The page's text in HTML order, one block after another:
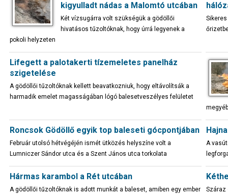
kigyulladt nádas a Malomtó utcában
Két vízsugárra volt szükségük a gödöllői
hivatásos tűzoltóknak, hogy úrrá legyenek a
pokoli helyzeten
Lifegett a palotakerti tízemeletes panelház
szigetelése
A gödöllői tűzoltóknak kellett beavatkozniuk, hogy eltávolítsák a
harmadik emelet magasságában lógó balesetveszélyes felületet
Roncsok Gödöllő egyik top baleseti gócpontjában
Február utolsó hétvégéjén ismét ütközés helyszíne volt a
Lumniczer Sándor utca és a Szent János utca torkolata
A
Hármas karambol a Rét utcában
A gödöllői tűzoltóknak is adott munkát a baleset, amiben egy ember
Száraz